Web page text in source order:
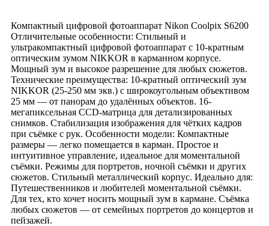
Компактный цифровой фотоаппарат Nikon Coolpix S6200
Отличительные особенности: Стильный и
ультракомпактный цифровой фотоаппарат с 10-кратным
оптическим зумом NIKKOR в карманном корпусе.
Мощный зум и высокое разрешение для любых сюжетов.
Технические преимущества: 10-кратный оптический зум
NIKKOR (25-250 мм экв.) с широкоугольным объективом
25 мм — от панорам до удалённых объектов. 16-
мегапиксельная CCD-матрица для детализированных
снимков. Стабилизация изображения для чётких кадров
при съёмке с рук. Особенности модели: Компактные
размеры — легко помещается в карман. Простое и
интуитивное управление, идеальное для моментальной
съёмки. Режимы для портретов, ночной съёмки и других
сюжетов. Стильный металлический корпус. Идеально для:
Путешественников и любителей моментальной съёмки.
Для тех, кто хочет носить мощный зум в кармане. Съёмка
любых сюжетов — от семейных портретов до концертов и
пейзажей.